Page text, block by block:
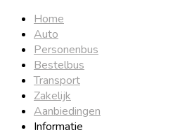
Home
Auto
Personenbus
Bestelbus
Transport
Zakelijk
Aanbiedingen
Informatie